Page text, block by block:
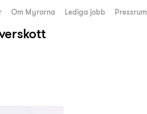
Om Myrorna Lediga jobb Pressrum